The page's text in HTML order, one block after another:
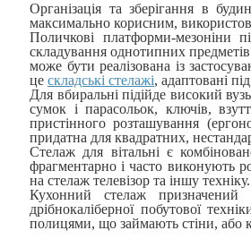
Організація та зберігання в
максимально корисним,
Поличкові платформи-мезоніни
складування однотипних предметів
може бути реалізована із
це складські стелажі, адаптовані
Для вбиральні підійде високий
сумок і парасольок, ключів,
пристінного розташування
придатна для квадратних,
Стелаж для вітальні є
фрагментарно і часто виконують
на стелаж телевізор та іншу
Кухонний стелаж призначений
дрібнокаліберної побутової
полицями, що займають стіни, або